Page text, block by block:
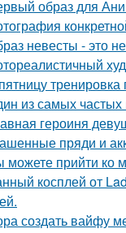
образ для
невесты - это
из самых частых
героиня
пряди и
можете прийти ко
косплей от
создать вайфу